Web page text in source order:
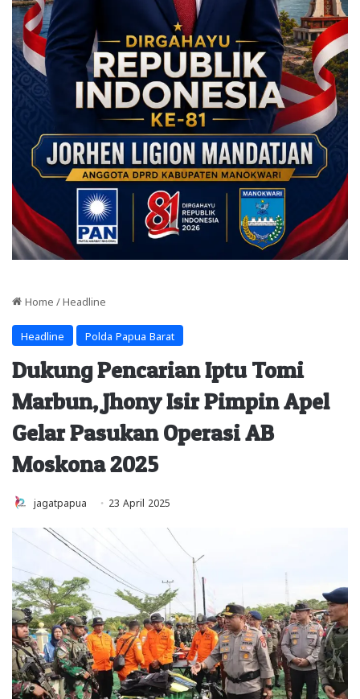
Home / Headline
Headline Polda Papua Barat
Dukung Pencarian Iptu Tomi
Marbun, Jhony Isir Pimpin Apel
Gelar Pasukan Operasi AB
Moskona 2025
jagatpapua 23 April 2025